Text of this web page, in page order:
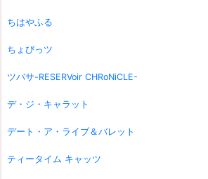
ちはやふる
ちょびっツ
ツバサ-RESERVoir CHRoNiCLE-
デ・ジ・キャラット
デート・ア・ライブ＆バレット
ティータイム キャッツ